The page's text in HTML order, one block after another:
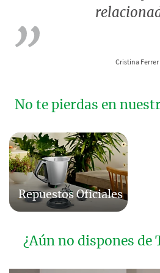
Cristina Ferrer
No te pierdas en
Repuestos Oficiales
¿Aún no dispones